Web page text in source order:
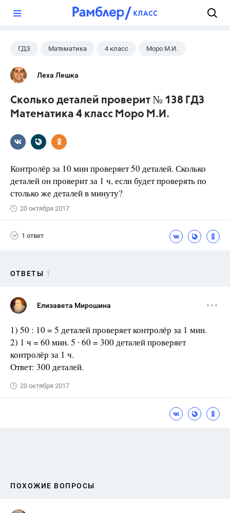
ГДЗ Математика 4 класс Моро М.И.
Леха Лешка
Сколько деталей проверит № 138 ГДЗ
Математика 4 класс Моро М.И.
Контролёр за 10 мин проверяет 50 деталей. Сколько
деталей он проверит за 1 ч, если будет проверять по
столько же деталей в минуту?
20 октября 2017
1 ответ
ОТВЕТЫ 1
Елизавета Мирошина
1) 50 : 10 = 5 деталей проверяет контролёр за 1 мин.
2) 1 ч = 60 мин. 5 ∙ 60 = 300 деталей проверяет
контролёр за 1 ч.
Ответ: 300 деталей.
20 октября 2017
ПОХОЖИЕ ВОПРОСЫ